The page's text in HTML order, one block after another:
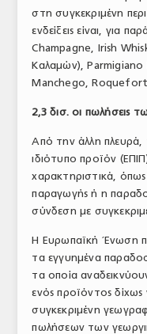
στη συγκεκριμένη
ενδείξεις είναι, για
Champagne, Irish
Καλαμών), Parmigiano
Manchego,
2,3 δισ. οι πωλήσεις
Από την άλλη
ιδιότυπο προϊόν
χαρακτηριστικά,
παραγωγής ή η
σύνδεση με
Η Ευρωπαϊκή Ένωση
τα εγγυημένα
τα οποία
ενός προϊόντος δίχως
συγκεκριμένη
πωλήσεων των